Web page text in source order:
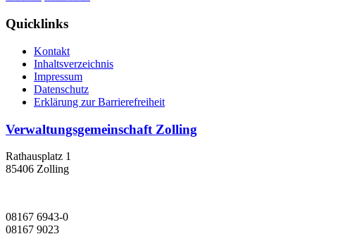
Quicklinks
Kontakt
Inhaltsverzeichnis
Impressum
Datenschutz
Erklärung zur Barrierefreiheit
Verwaltungsgemeinschaft Zolling
Rathausplatz 1
85406 Zolling
08167 6943-0
08167 9023